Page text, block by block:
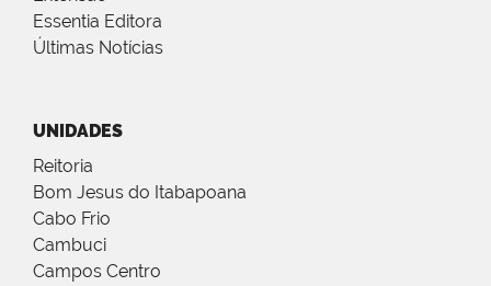
Essentia Editora
Últimas Notícias
UNIDADES
Reitoria
Bom Jesus do Itabapoana
Cabo Frio
Cambuci
Campos Centro